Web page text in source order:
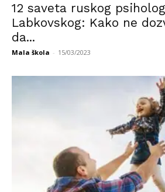
12 saveta ruskog
Labkovskog: Kako ne
da...
Mala škola - 15/03/2023